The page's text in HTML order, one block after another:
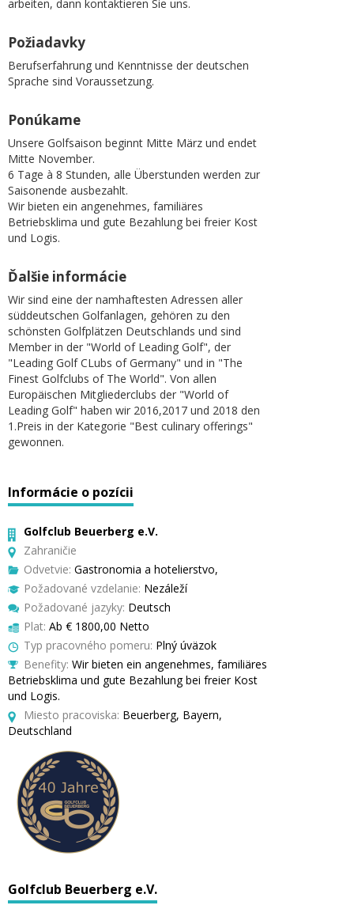
arbeiten, dann kontaktieren Sie uns.
Požiadavky
Berufserfahrung und Kenntnisse der deutschen
Sprache sind Voraussetzung.
Ponúkame
Unsere Golfsaison beginnt Mitte März und endet
Mitte November.
6 Tage à 8 Stunden, alle Überstunden werden zur
Saisonende ausbezahlt.
Wir bieten ein angenehmes, familiäres
Betriebsklima und gute Bezahlung bei freier Kost
und Logis.
Ďalšie informácie
Wir sind eine der namhaftesten Adressen aller
süddeutschen Golfanlagen, gehören zu den
schönsten Golfplätzen Deutschlands und sind
Member in der "World of Leading Golf", der
"Leading Golf CLubs of Germany" und in "The
Finest Golfclubs of The World". Von allen
Europäischen Mitgliederclubs der "World of
Leading Golf" haben wir 2016,2017 und 2018 den
1.Preis in der Kategorie "Best culinary offerings"
gewonnen.
Informácie o pozícii
Golfclub Beuerberg e.V.
Zahraničie
Odvetvie: Gastronomia a hotelierstvo,
Požadované vzdelanie: Nezáleží
Požadované jazyky: Deutsch
Plat: Ab € 1800,00 Netto
Typ pracovného pomeru: Plný úväzok
Benefity: Wir bieten ein angenehmes, familiäres
Betriebsklima und gute Bezahlung bei freier Kost
und Logis.
Miesto pracoviska: Beuerberg, Bayern,
Deutschland
Golfclub Beuerberg e.V.